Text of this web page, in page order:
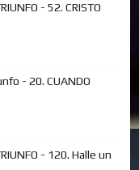
- 52. CRISTO
- 20. CUANDO
- 120. Halle un